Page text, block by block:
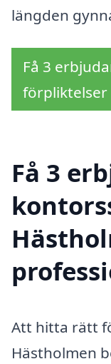
längden
Få 3
förpliktelser
Få 3
Att hitta rätt
Hästholmen